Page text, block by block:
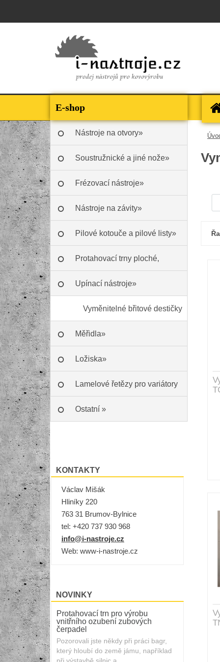
E-shop
Nástroje na otvory»
Soustružnické a jiné nože»
Frézovací nástroje»
Nástroje na závity»
Pilové kotouče a pilové listy»
Protahovací trny ploché,
Škoda»
Upínací nástroje»
Vyměnitelné břitové destičky
Měřidla»
Ložiska»
Lamelové řetězy pro variátory
Ostatní »
KONTAKTY
Václav Mišák
Hliníky 220
763 31 Brumov-Bylnice
tel: +420 737 930 968
info@i-nastroje.cz
Web: www-i-nastroje.cz
NOVINKY
Protahovací trn pro výrobu
vnitřního ozubení zubových
čerpadel
Pozorovali jste někdy při práci bagr,
který hloubí do země jámu, například